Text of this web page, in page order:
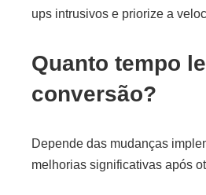
ups intrusivos e priorize a
Quanto tempo
conversão?
Depende das mudanças
melhorias significativas após